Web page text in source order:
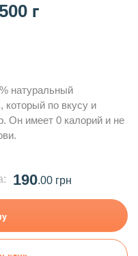
г
натуральный
который по вкусу и
Он имеет 0 калорий и не
190.00 грн